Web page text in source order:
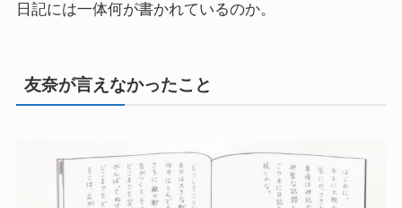
日記には一体何が書かれているのか。
友奈が言えなかったこと